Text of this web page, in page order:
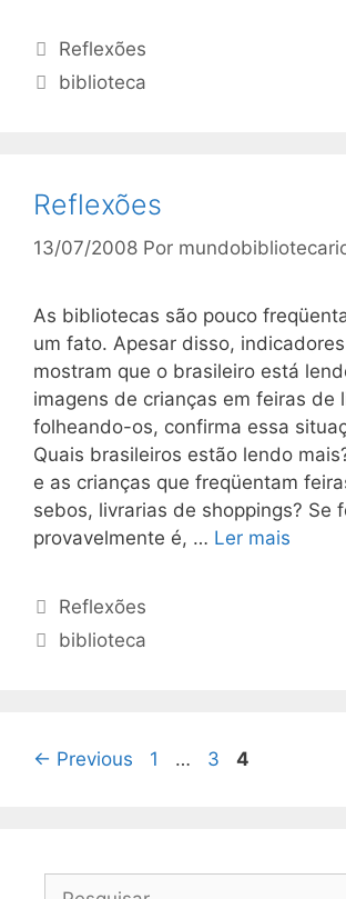
Categorias
Reflexões
Tags
biblioteca
Reflexões
13/07/2008 Por
As bibliotecas são pouco
um fato. Apesar disso,
mostram que o brasileiro está
imagens de crianças em feiras de
folheando-os, confirma essa
Quais brasileiros estão lendo
e as crianças que freqüentam
sebos, livrarias de shoppings? Se
provavelmente é, … Ler mais
Categorias
Reflexões
Tags
biblioteca
← Previous Page
1 … Page
3 Page
4